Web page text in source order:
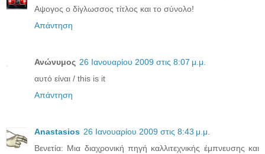
Αψογος ο δίγλωσσος τίτλος και το σύνολο!
Απάντηση
Ανώνυμος 26 Ιανουαρίου 2009 στις 8:07 μ.μ.
αυτό είναι / this is it
Απάντηση
Anastasios 26 Ιανουαρίου 2009 στις 8:43 μ.μ.
Βενετία: Μια διαχρονική πηγή καλλιτεχνικής έμπνευσης και